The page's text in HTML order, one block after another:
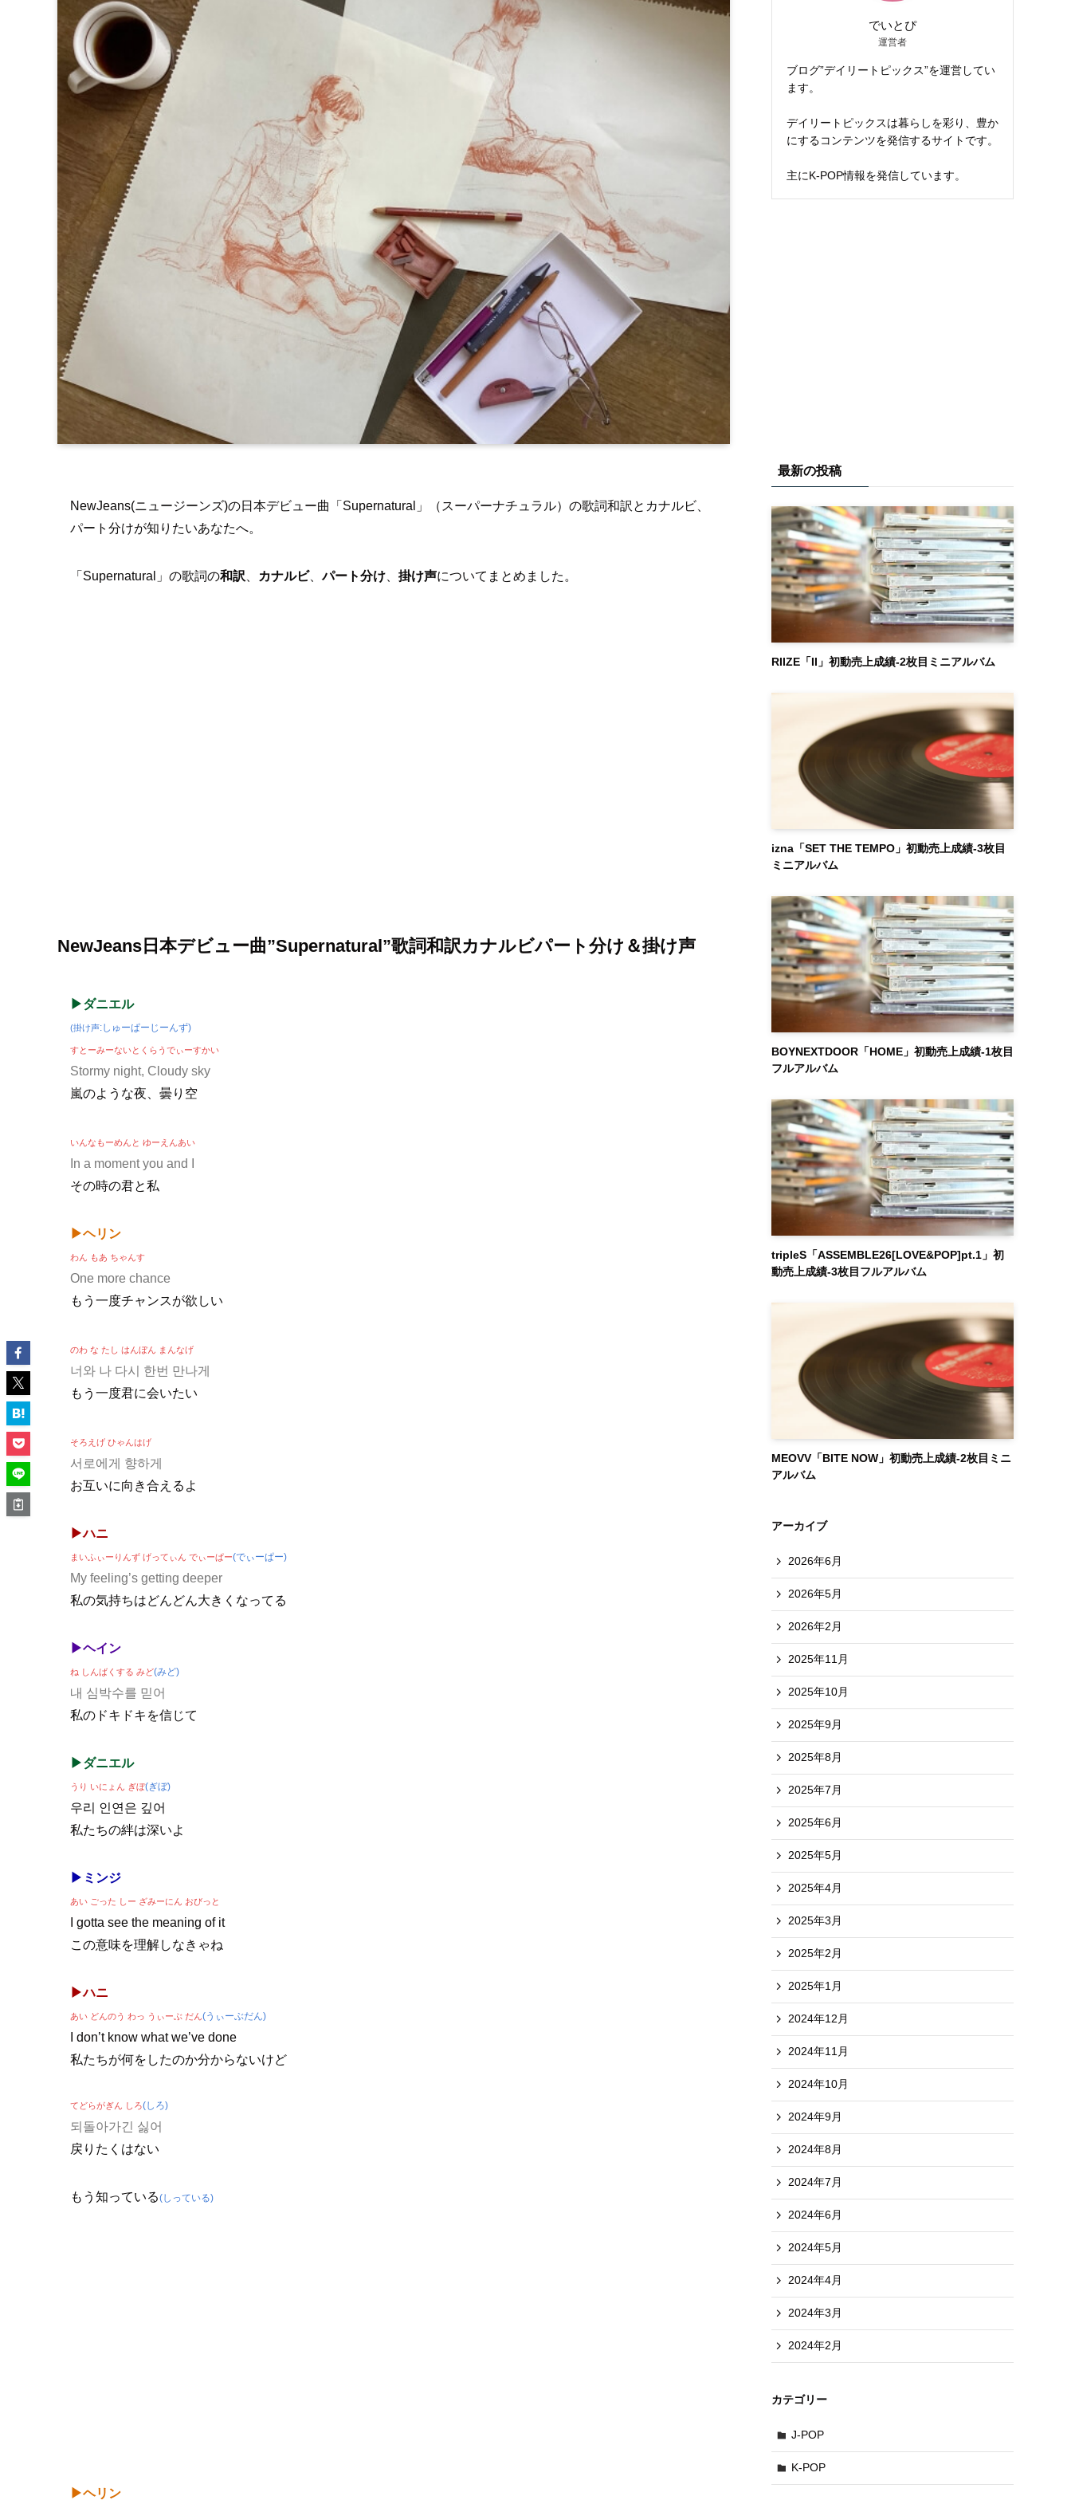
NewJeans(ニュージーンズ)の日本デビュー曲「Supernatural」（スーパーナチュラル）の歌詞和訳とカナルビ、
パート分けが知りたいあなたへ。
「Supernatural」の歌詞の和訳 カナルビ、パート分け 掛け声についてまとめました。
NewJeans日本デビュー曲”Supernatural”歌詞和訳カナルビパート分け＆掛け声
▶ダニエル
(掛け声:しゅーぱーじーんず)
すとーみーないとくらうでぃーすかい
Stormy night, Cloudy sky
嵐のような夜、曇り空
いんなもーめんと ゆーえんあい
In a moment you and I
その時の君と私
▶ヘリン
わん もあ ちゃんす
One more chance
もう一度チャンスが欲しい
のわ な たし はんぼん まんなげ
너와 나 다시 한번 만나게
もう一度君に会いたい
そろえげ ひゃんはげ
서로에게 향하게
お互いに向き合えるよ
▶ハニ
まいふぃーりんず げってぃん でぃーぱー(でぃーぱー)
My feeling’s getting deeper
私の気持ちはどんどん大きくなってる
▶ヘイン
ね しんばくする みど(みど)
내 심박수를 믿어
私のドキドキを信じて
▶ダニエル
うり いにょん ぎぼ(ぎぼ)
우리 인연은 깊어
私たちの絆は深いよ
▶ミンジ
あい ごった しー ざみーにん おびっと
I gotta see the meaning of it
この意味を理解しなきゃね
▶ハニ
あい どんのう わっ うぃーぶ だん(うぃーぶだん)
I don’t know what we’ve done
私たちが何をしたのか分からないけど
てどらがぎん しろ(しろ)
되돌아가긴 싫어
戻りたくはない
もう知っている(しっている)
▶ヘリン
でいとぴ
運営者
ブログ”デイリートピックス”を運営してい
ます。
デイリートピックスは暮らしを彩り、豊か
にするコンテンツを発信するサイトです。
主にK-POP情報を発信しています。
最新の投稿
RIIZE「II」初動売上成績-2枚目ミニアルバム
izna「SET THE TEMPO」初動売上成績-3枚目
ミニアルバム
BOYNEXTDOOR「HOME」初動売上成績-1枚目
フルアルバム
tripleS「ASSEMBLE26[LOVE&POP]pt.1」初
動売上成績-3枚目フルアルバム
MEOVV「BITE NOW」初動売上成績-2枚目ミニ
アルバム
アーカイブ
2026年6月
2026年5月
2026年2月
2025年11月
2025年10月
2025年9月
2025年8月
2025年7月
2025年6月
2025年5月
2025年4月
2025年3月
2025年2月
2025年1月
2024年12月
2024年11月
2024年10月
2024年9月
2024年8月
2024年7月
2024年6月
2024年5月
2024年4月
2024年3月
2024年2月
カテゴリー
J-POP
K-POP